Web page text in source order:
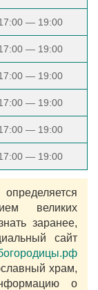
— 19:00
— 19:00
— 19:00
— 19:00
— 19:00
— 19:00
великих
заранее,
сайт
храм,
о